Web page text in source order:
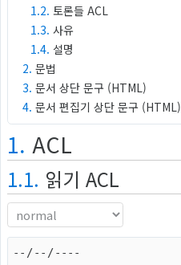
1.2. 토론들 ACL
1.3. 사유
1.4. 설명
2. 문법
3. 문서 상단 문구 (HTML)
4. 문서 편집기 상단 문구 (HTML)
1. ACL
1.1. 읽기 ACL